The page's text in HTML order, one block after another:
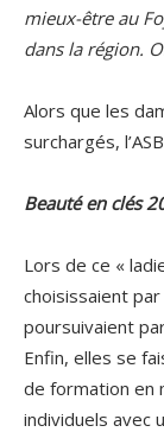
mieux-être au
dans la région.
Alors que les
surchargés,
Beauté en clés
Lors de ce «
choisissaient
poursuivaient
Enfin, elles se
de formation en
individuels avec